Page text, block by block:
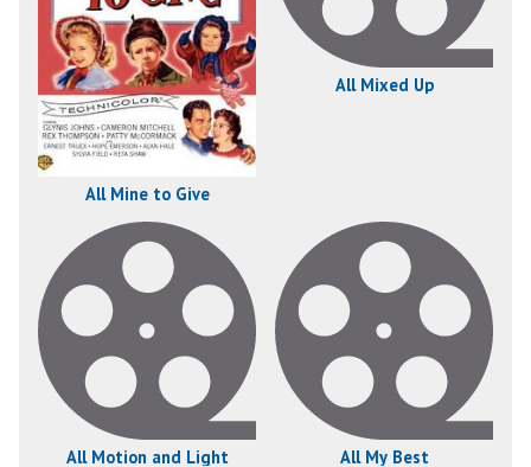
All Mine to Give
All Mixed Up
All Motion and Light All My Best